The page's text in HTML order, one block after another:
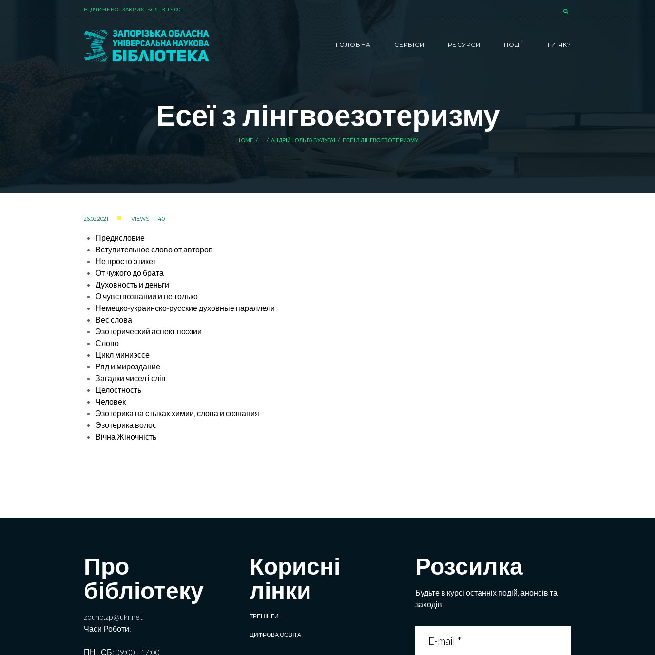
ВIДЧИНЕНО. ЗАКРИЄТЬСЯ В 17:00
ГОЛОВНА СЕРВІСИ РЕСУРСИ ПОДІЇ ТИ ЯК?
Есеї з лінгвоезотеризму
HOME АНДРІЙ І ОЛЬГА БУДУГАЇ ЕСЕЇ З ЛІНГВОЕЗОТЕРИЗМУ
26.02.2021 VIEWS - 1140
Предисловие
Вступительное слово от авторов
Не просто этикет
От чужого до брата
Духовность и деньги
О чувствознании и не только
Немецко-украинско-русские духовные параллели
Вес слова
Эзотерический аспект поэзии
Слово
Цикл миниэссе
Ряд и мироздание
Загадки чисел і слів
Целостность
Человек
Эзотерика на стыках химии, слова и сознания
Эзотерика волос
Вічна Жіночність
Про
бібліотеку
zounb.zp@ukr.net
Часи Роботи:
ПН - СБ: 09:00 - 17:00
Корисні
лінки
ТРЕНІНГИ
ЦИФРОВА ОСВІТА
Розсилка
Будьте в курсі останніх подій, анонсів та
заходів